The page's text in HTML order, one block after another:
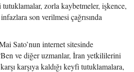
tutuklamalar, zorla kaybetmeler, işkence,
son verilmesi çağrısında
Sato’nun internet sitesinde
ve diğer uzmanlar, İran yetkililerini
karşıya kaldığı keyfi tutuklamalara,